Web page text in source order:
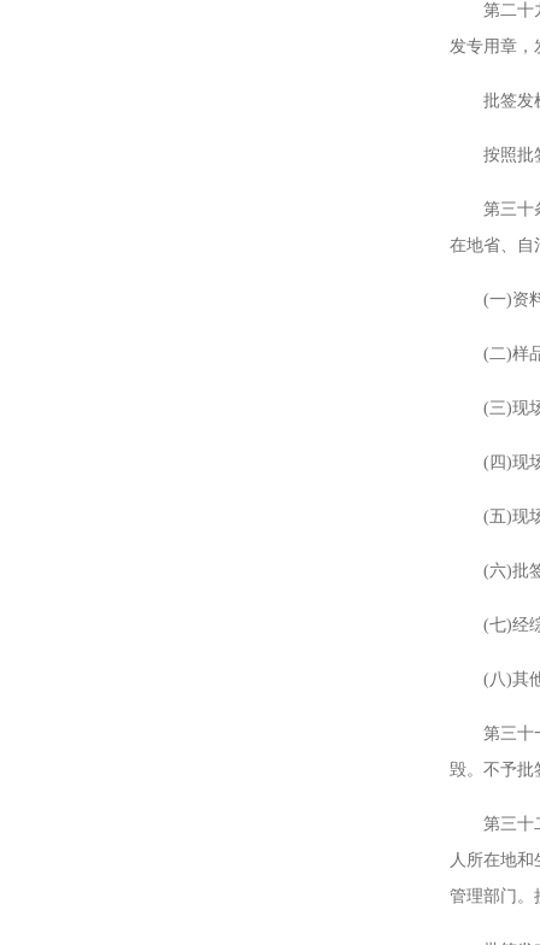
第二十九
发专用章，
批签发机
按照批签
第三十条
在地省、自
(一)资料
(二)样品
(三)现场
(四)现场
(五)现场
(六)批签
(七)经综
(八)其他
第三十一
毁。不予批
第三十二
人所在地
管理部门。